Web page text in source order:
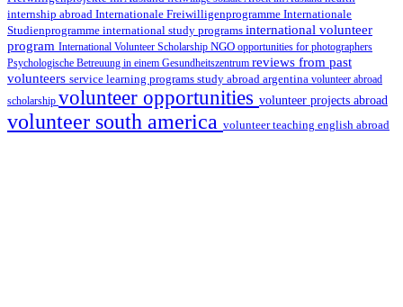
internship abroad Internationale Freiwilligenprogramme Internationale
Studienprogramme international study programs international volunteer
program International Volunteer Scholarship NGO opportunities for photographers
Psychologische Betreuung in einem Gesundheitszentrum reviews from past
volunteers service learning programs study abroad argentina volunteer abroad
scholarship volunteer opportunities volunteer projects abroad
volunteer south america volunteer teaching english abroad